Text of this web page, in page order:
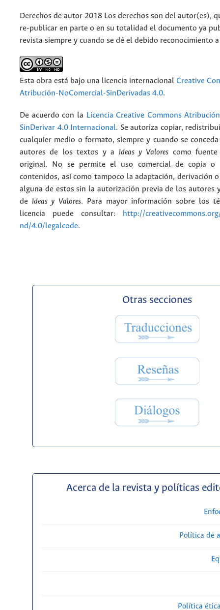
Derechos de autor 2018 Los derechos son del autor(es),
re-publicar en parte o en su totalidad el documento ya
revista siempre y cuando se dé el debido reconocimiento
Esta obra está bajo una licencia internacional Creative
Atribución-NoComercial-SinDerivadas 4.0.
De acuerdo con la Licencia Creative Commons
SinDerivar 4.0 Internacional. Se autoriza copiar,
cualquier medio o formato, siempre y cuando se
autores de los textos y a Ideas y Valores como
original. No se permite el uso comercial de copia o
contenidos, así como tampoco la adaptación, derivación
alguna de estos sin la autorización previa de los autores
de Ideas y Valores. Para mayor información sobre los
licencia puede consultar:
http://
nd/4.0/legalcode.
Otras secciones
Acerca de la revista y políticas
Política de
Política